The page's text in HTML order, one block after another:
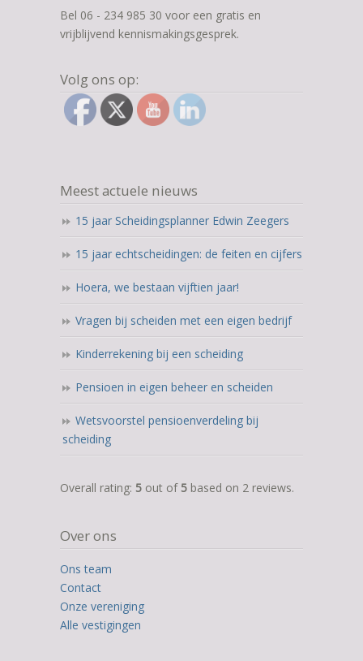
Bel 06 - 234 985 30 voor een gratis en
vrijblijvend kennismakingsgesprek.
Volg ons op:
Meest actuele nieuws
15 jaar Scheidingsplanner Edwin Zeegers
15 jaar echtscheidingen: de feiten en cijfers
Hoera, we bestaan vijftien jaar!
Vragen bij scheiden met een eigen bedrijf
Kinderrekening bij een scheiding
Pensioen in eigen beheer en scheiden
Wetsvoorstel pensioenverdeling bij
scheiding
5,0
on
12.345
ratings
Overall rating: 5 out of 5 based on 2 reviews.
Over ons
Ons team
Contact
Onze vereniging
Alle vestigingen